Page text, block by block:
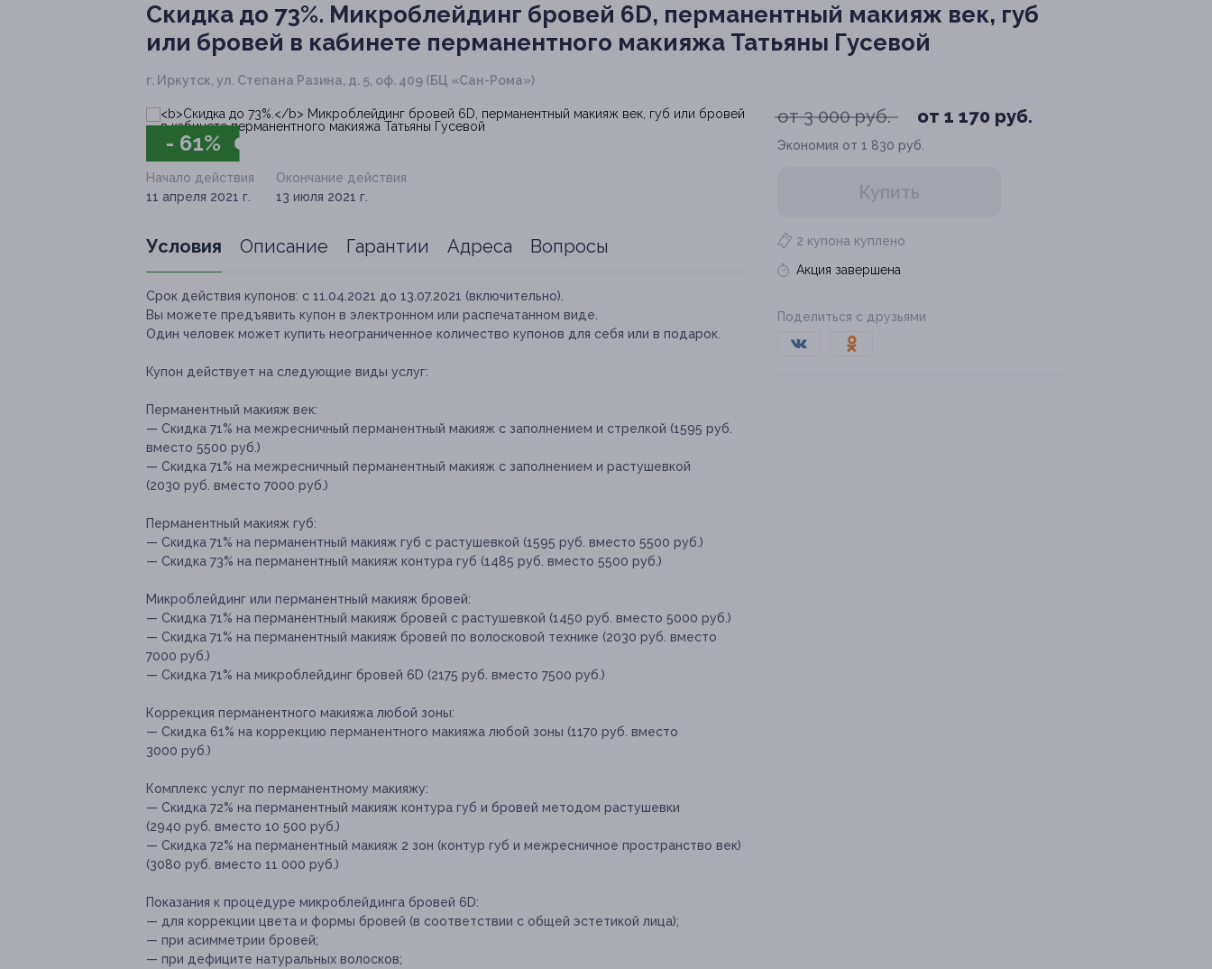
Скидка до 73%. Микроблейдинг бровей 6D, перманентный макияж век, губ
или бровей в кабинете перманентного макияжа Татьяны Гусевой
г. Иркутск, ул. Степана Разина, д. 5, оф. 409 (БЦ «Сан-Рома»)
- 61%
от 3 000 руб. от 1 170 руб.
Экономия от 1 830 руб.
Купить
2 купона куплено
Акция завершена
Поделиться с друзьями
Начало действия
11 апреля 2021 г.
Окончание действия
13 июля 2021 г.
Условия Описание Гарантии Адреса Вопросы
Срок действия купонов: с 11.04.2021 до 13.07.2021 (включительно).
Вы можете предъявить купон в электронном или распечатанном виде.
Один человек может купить неограниченное количество купонов для себя или в подарок.
Купон действует на следующие виды услуг:
Перманентный макияж век:
— Скидка 71% на межресничный перманентный макияж с заполнением и стрелкой (1595 руб.
вместо 5500 руб.)
— Скидка 71% на межресничный перманентный макияж с заполнением и растушевкой
(2030 руб. вместо 7000 руб.)
Перманентный макияж губ:
— Скидка 71% на перманентный макияж губ с растушевкой (1595 руб. вместо 5500 руб.)
— Скидка 73% на перманентный макияж контура губ (1485 руб. вместо 5500 руб.)
Микроблейдинг или перманентный макияж бровей:
— Скидка 71% на перманентный макияж бровей с растушевкой (1450 руб. вместо 5000 руб.)
— Скидка 71% на перманентный макияж бровей по волосковой технике (2030 руб. вместо
7000 руб.)
— Скидка 71% на микроблейдинг бровей 6D (2175 руб. вместо 7500 руб.)
Коррекция перманентного макияжа любой зоны:
— Скидка 61% на коррекцию перманентного макияжа любой зоны (1170 руб. вместо
3000 руб.)
Комплекс услуг по перманентному макияжу:
— Скидка 72% на перманентный макияж контура губ и бровей методом растушевки
(2940 руб. вместо 10 500 руб.)
— Скидка 72% на перманентный макияж 2 зон (контур губ и межресничное пространство век)
(3080 руб. вместо 11 000 руб.)
Показания к процедуре микроблейдинга бровей 6D:
— для коррекции цвета и формы бровей (в соответствии с общей эстетикой лица);
— при асимметрии бровей;
— при дефиците натуральных волосков;